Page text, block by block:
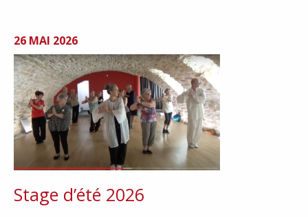
26 MAI 2026
Stage d’été 2026